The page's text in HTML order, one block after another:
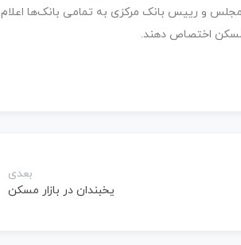
مجلس و رییس بانک مرکزی به تمامی بانک‌ها اعلام
بعدی
یخبندان در بازار مسکن